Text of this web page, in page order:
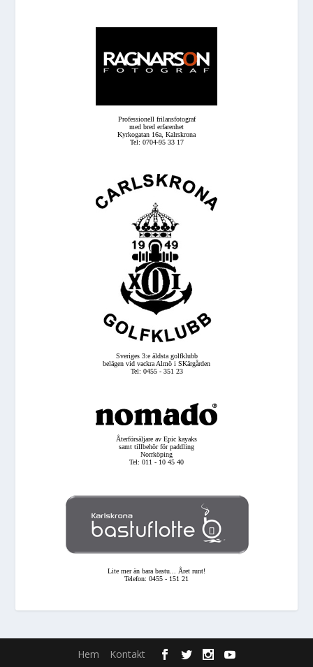
Professionell frilansfotograf
med bred erfarenhet
Kyrkogatan 16a, Kalrskrona
Tel: 0704-95 33 17
Sveriges 3:e äldsta golfklubb
belägen vid vackra Almö i SKärgården
Tel: 0455 - 351 23
Återförsäljare av Epic kayaks
samt tillbehör för paddling
Norrköping
Tel: 011 - 10 45 40
Lite mer än bara bastu... Året runt!
Telefon: 0455 - 151 21
Hem Kontakt